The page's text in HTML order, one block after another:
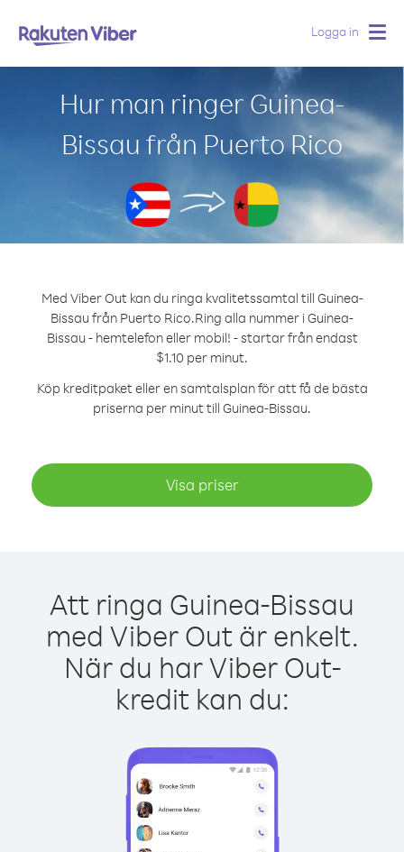
Logga in
Hur man ringer Guinea-
Bissau från Puerto Rico
Med Viber Out kan du ringa kvalitetssamtal till Guinea-
Bissau från Puerto Rico.Ring alla nummer i Guinea-
Bissau - hemtelefon eller mobil! - startar från endast
$1.10 per minut.
Köp kreditpaket eller en samtalsplan för att få de bästa
priserna per minut till Guinea-Bissau.
Visa priser
Att ringa Guinea-Bissau
med Viber Out är enkelt.
När du har Viber Out-
kredit kan du: